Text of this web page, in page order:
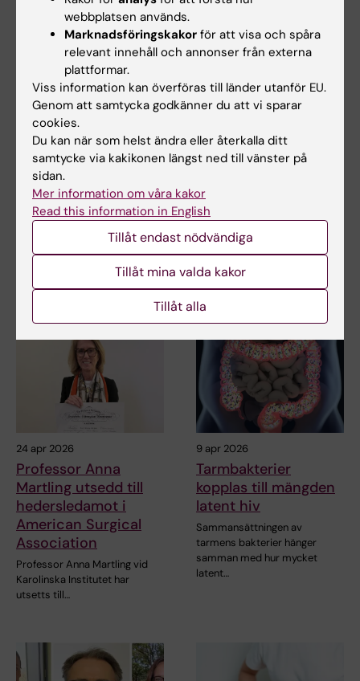
Relaterade artiklar
3 jul 2026
CLINTEC-professor
tilldelas
internationellt
hederspris
Matthias Löhr, professor i
gastroenterologi och
3 jul 2026
tilldelas
internationellt
hederspris
Matthias Löhr, professor i
gastroenterologi och
hepatologi vid…
24 apr 2026
Professor Anna
Martling utsedd till
hedersledamot i
American Surgical
Association
Professor Anna Martling vid
Karolinska Institutet har
utsetts till…
9 apr 2026
Tarmbakterier
kopplas till mängden
latent hiv
Sammansättningen av
tarmens bakterier hänger
samman med hur mycket
latent…
webbplatsen används.
Marknadsföringskakor för att visa och spåra
relevant innehåll och annonser från externa
plattformar.
Viss information kan överföras till länder utanför EU.
Genom att samtycka godkänner du att vi sparar
cookies.
Du kan när som helst ändra eller återkalla ditt
samtycke via kakikonen längst ned till vänster på
sidan.
Mer information om våra kakor
Read this information in English
Tillåt endast nödvändiga
Tillåt mina valda kakor
Tillåt alla